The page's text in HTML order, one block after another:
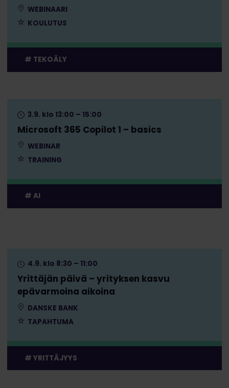
WEBINAARI
KOULUTUS
TEKOÄLY
Microsoft 365 Copilot 1 – basics
3.9. klo 13:00 – 15:00
WEBINAR
TRAINING
AI
Yrittäjän päivä – yrityksen kasvu
epävarmoina aikoina
4.9. klo 8:30 – 11:00
DANSKE BANK
TAPAHTUMA
YRITTÄJYYS